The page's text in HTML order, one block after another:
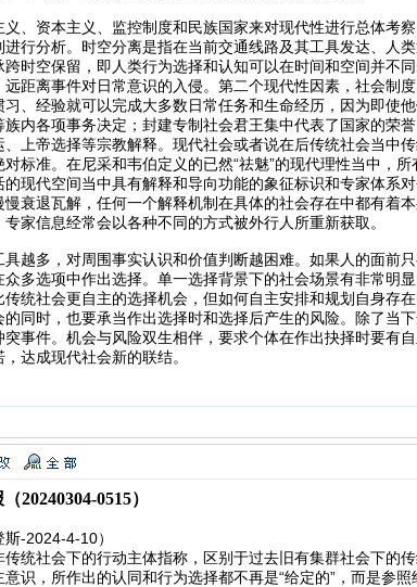
、资本主义、监控制度和民族国家来对现代性进行总体考
行分析。时空分离是指在当前交通线路及其工具发达、人
时空保留，即人类行为选择和认知可以在时间和空间并不
距离事件对日常意识的入侵。第二个现代性因素，社会制
、经验就可以完成大多数日常任务和生命经历，因为即使
内各项事务决定；封建专制社会君王集中代表了国家的荣
上帝选择等宗教解释。现代社会或者说在后传统社会当中
标准。在尼采和韦伯定义的已然“祛魅”的现代理性当中，
现代空间当中具有解释和导向功能的象征标识和专家体系
衰退瓦解，任何一个解释机制在具体的社会存在中都有着
家信息经常会以各种不同的方式被外行人所重新获取。
越多，对周围事实认识和价值判断越困难。如果人的面前
多选项中作出选择。单一选择背景下的社会场景有非常明
统社会更自主的选择机会，但如何自主安排和规划自身存
同时，也要承当作出选择时和选择后产生的风险。除了当
事件。机会与风险双生相伴，要求个体在作出抉择时要有
达成现代社会新的联结。
20240304-0515）
-2024-4-10）
统社会下的行动主体指称，区别于过去旧有集群社会下的
识，所作出的认同和行为选择都不再是“给定的”，而是参